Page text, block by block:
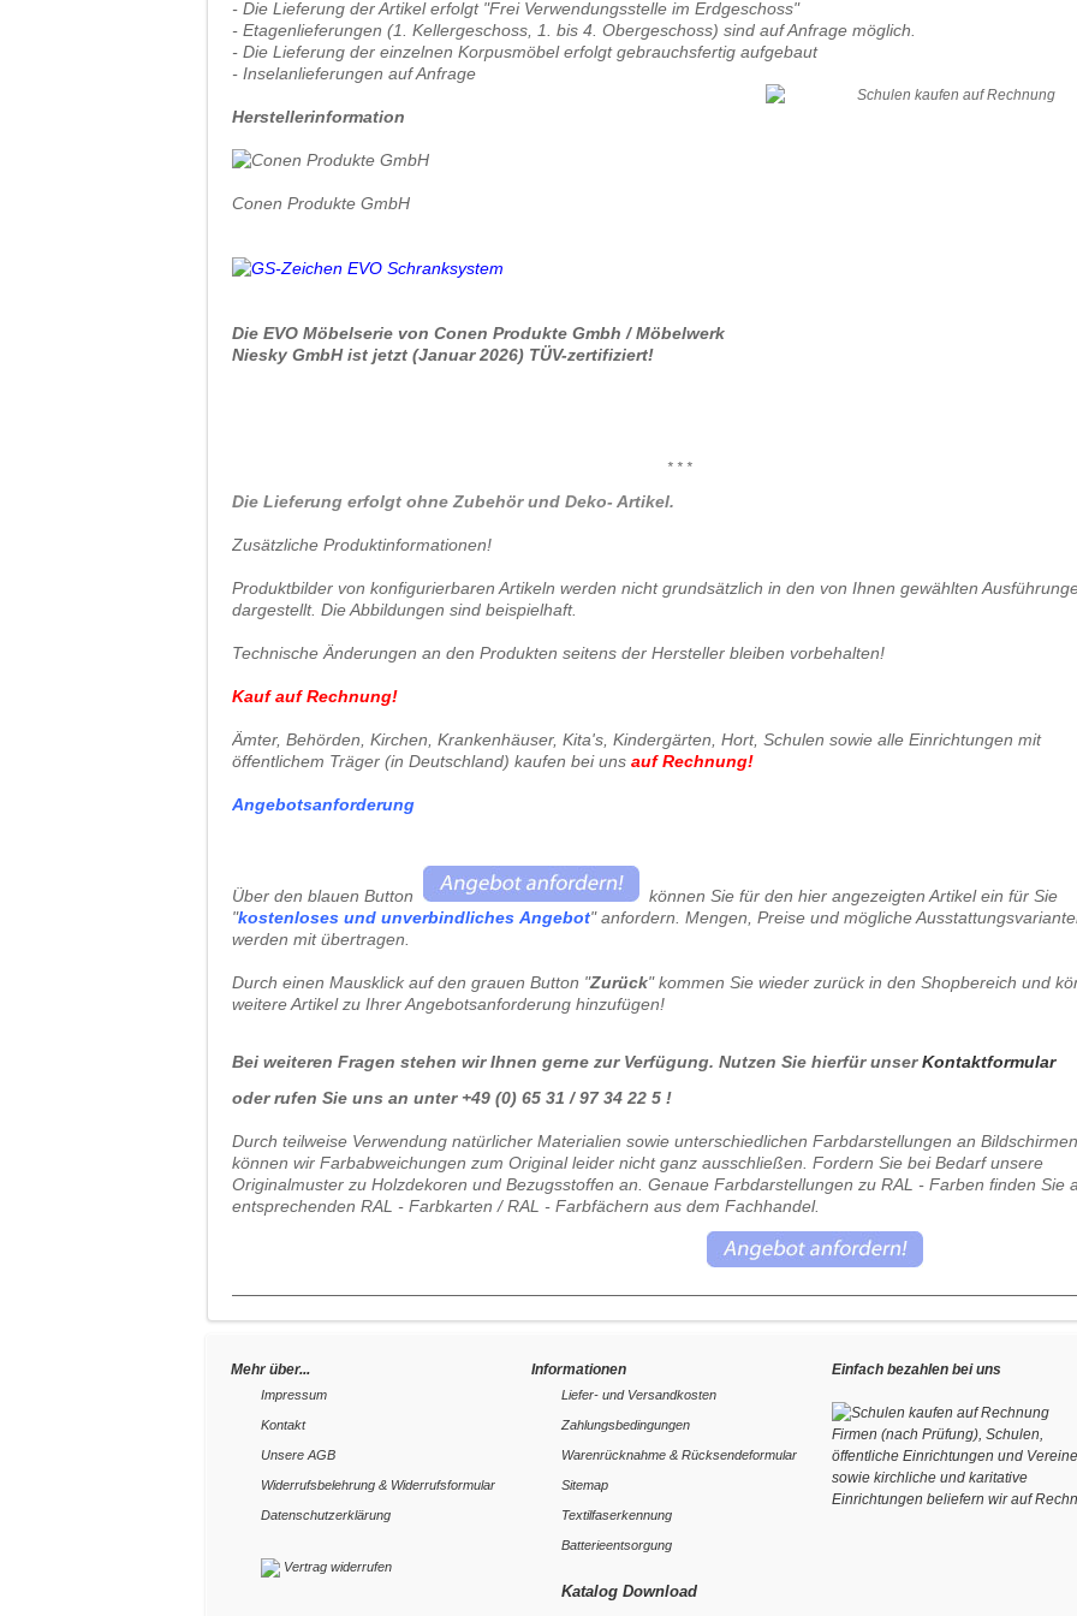
- Die Lieferung der Artikel erfolgt "Frei Verwendungsstelle im Erdgeschoss"
- Etagenlieferungen (1. Kellergeschoss, 1. bis 4. Obergeschoss) sind auf Anfrage möglich.
- Die Lieferung der einzelnen Korpusmöbel erfolgt gebrauchsfertig aufgebaut
- Inselanlieferungen auf Anfrage
Herstellerinformation
Conen Produkte GmbH
Die EVO Möbelserie von Conen Produkte Gmbh / Möbelwerk
Niesky GmbH ist jetzt (Januar 2026) TÜV-zertifiziert!
* * *
Die Lieferung erfolgt ohne Zubehör und Deko- Artikel.
Zusätzliche Produktinformationen!
Produktbilder von konfigurierbaren Artikeln werden nicht grundsätzlich in den von Ihnen gewählten
dargestellt. Die Abbildungen sind beispielhaft.
Technische Änderungen an den Produkten seitens der Hersteller bleiben vorbehalten!
Kauf auf Rechnung!
Ämter, Behörden, Kirchen, Krankenhäuser, Kita's, Kindergärten, Hort, Schulen sowie alle Einrichtungen mit
öffentlichem Träger (in Deutschland) kaufen bei uns auf Rechnung!
Angebotsanforderung
Über den blauen Button
können Sie für den hier angezeigten Artikel ein für Sie
"kostenloses und unverbindliches Angebot" anfordern. Mengen, Preise und mögliche
werden mit übertragen.
Durch einen Mausklick auf den grauen Button "Zurück" kommen Sie wieder zurück in den Shopbereich und
weitere Artikel zu Ihrer Angebotsanforderung hinzufügen!
Bei weiteren Fragen stehen wir Ihnen gerne zur Verfügung. Nutzen Sie hierfür unserKontaktformular
oder rufen Sie uns an unter +49 (0) 65 31 / 97 34 22 5 !
Durch teilweise Verwendung natürlicher Materialien sowie unterschiedlichen Farbdarstellungen an Bildschirmen
können wir Farbabweichungen zum Original leider nicht ganz ausschließen. Fordern Sie bei Bedarf unsere
Originalmuster zu Holzdekoren und Bezugsstoffen an. Genaue Farbdarstellungen zu RAL - Farben finden Sie
entsprechenden RAL - Farbkarten / RAL - Farbfächern aus dem Fachhandel.
Mehr über...
Impressum
Kontakt
Unsere AGB
Widerrufsbelehrung & Widerrufsformular
Datenschutzerklärung
Informationen
Liefer- und Versandkosten
Zahlungsbedingungen
Warenrücknahme & Rücksendeformular
Sitemap
Textilfaserkennung
Batterieentsorgung
Katalog Download
Einfach bezahlen bei uns
Firmen (nach Prüfung), Schulen,
öffentliche Einrichtungen und Vereine
sowie kirchliche und karitative
Einrichtungen beliefern wir auf